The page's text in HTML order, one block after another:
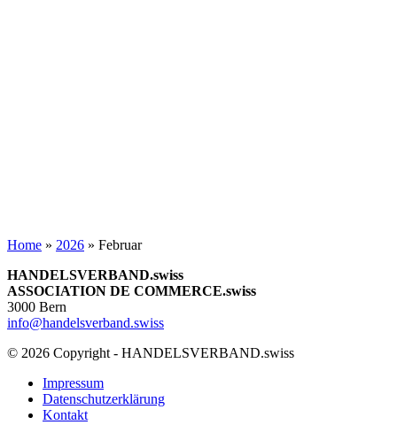
Home » 2026 » Februar
HANDELSVERBAND.swiss
ASSOCIATION DE COMMERCE.swiss
3000 Bern
info@handelsverband.swiss
© 2026 Copyright - HANDELSVERBAND.swiss
Impressum
Datenschutzerklärung
Kontakt